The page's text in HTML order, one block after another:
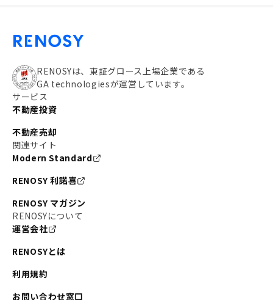
RENOSYは、東証グロース上場企業である
GA technologiesが運営しています。
サービス
不動産投資
不動産売却
関連サイト
Modern Standard
RENOSY 利諾喜
RENOSY マガジン
RENOSYについて
運営会社
RENOSYとは
利用規約
お問い合わせ窓口